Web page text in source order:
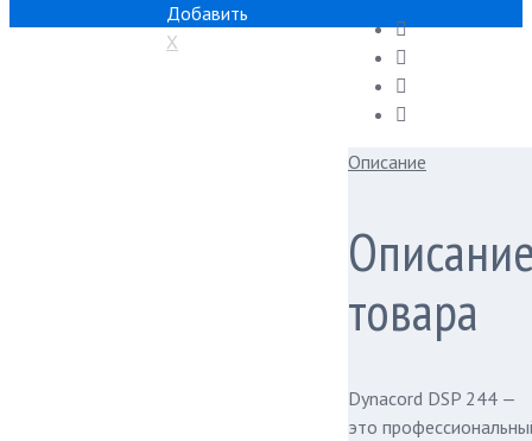
Описание
товара
Dynacord DSP 244 —
это
Добавить
X